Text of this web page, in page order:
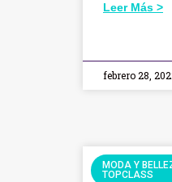
Leer Más >
febrero 28,
MODA Y
TOPCLASS